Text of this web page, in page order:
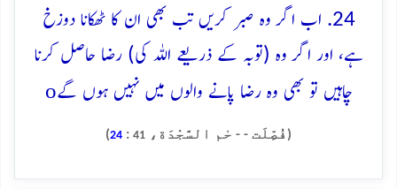
24. اب اگر وہ صبر کریں تب بھی ان کا ٹھکانا دوزخ
ہے، اور اگر وہ (توبہ کے ذریعے اللہ کی) رضا حاصل کرنا
چاہیں تو بھی وہ رضا پانے والوں میں نہیں ہوں گےo
(فُصِّلَت - - حٰم السَّجْدَة، 41
:
24
)